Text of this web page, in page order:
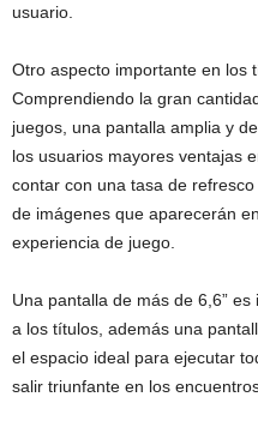
usuario.
Otro aspecto importante en los
Comprendiendo la gran
juegos, una pantalla amplia y
los usuarios mayores ventajas
contar con una tasa de
de imágenes que aparecerán
experiencia de juego.
Una pantalla de más de 6,6”
a los títulos, además una
el espacio ideal para ejecutar
salir triunfante en los